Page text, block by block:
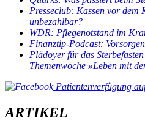
Presseclub: Kassen vor dem
unbezahlbar?
WDR: Pflegenotstand im
Finanztip-Podcast:
Plädoyer für das
Themenwoche »Leben mit
Patientenverfügung
ARTIKEL